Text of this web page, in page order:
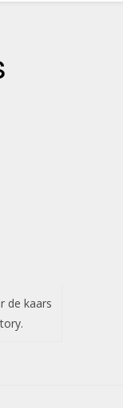
de kaars